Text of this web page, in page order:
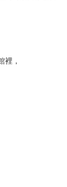
盡頭的咖啡
裡，